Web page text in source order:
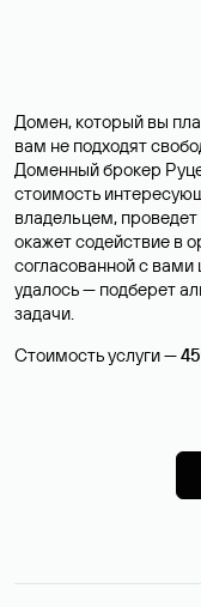
Домен, который вы
вам не подходят
Доменный брокер
стоимость
владельцем,
окажет содействие в
согласованной с вами
удалось — подберет
задачи.
Стоимость услуги —